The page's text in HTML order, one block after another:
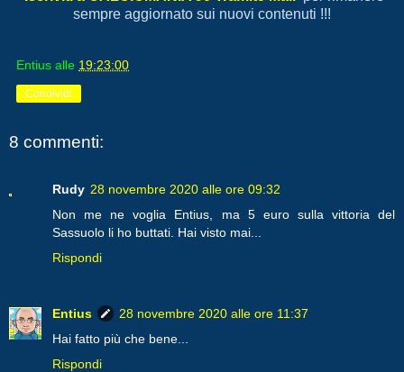
sempre aggiornato sui nuovi contenuti !!!
Entius alle 19:23:00
Condividi
8 commenti:
Rudy 28 novembre 2020 alle ore 09:32
Non me ne voglia Entius, ma 5 euro sulla vittoria del
Sassuolo li ho buttati. Hai visto mai...
Rispondi
Entius
28 novembre 2020 alle ore 11:37
Hai fatto più che bene...
Rispondi